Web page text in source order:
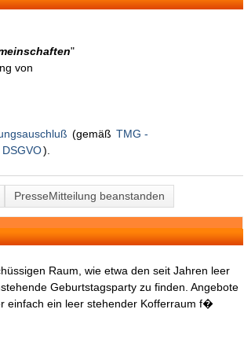
"
von
(gemäß TMG -
DSGVO).
PresseMitteilung beanstanden
Raum, wie etwa den seit Jahren leer
Geburtstagsparty zu finden. Angebote
einfach ein leer stehender Kofferraum f�